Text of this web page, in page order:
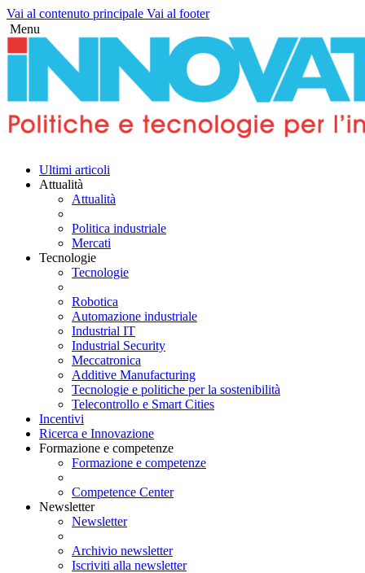
Vai al contenuto principale Vai al footer
Menu
play
Ultimi articoli
Attualità
Attualità
Politica industriale
Mercati
Tecnologie
Tecnologie
Robotica
Automazione industriale
Industrial IT
Industrial Security
Meccatronica
Additive Manufacturing
Tecnologie e politiche per la sostenibilità
Telecontrollo e Smart Cities
Incentivi
Ricerca e Innovazione
Formazione e competenze
Formazione e competenze
Competence Center
Newsletter
Newsletter
Archivio newsletter
Iscriviti alla newsletter